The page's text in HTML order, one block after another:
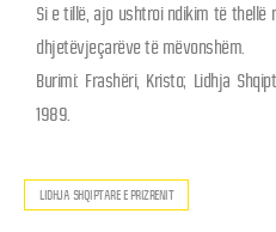
Si e tillë, ajo ushtroi ndikim të thellë
dhjetëvjeçarëve të mëvonshëm.
Burimi: Frashëri, Kristo; Lidhja
1989.
LIDHJA SHQIPTARE E PRIZRENIT